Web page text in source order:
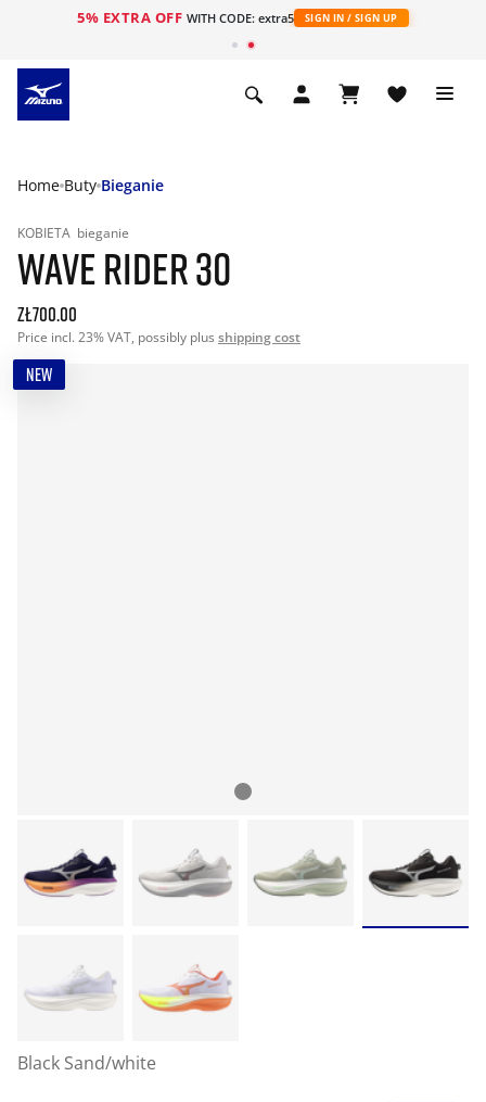
5% EXTRA OFF WITH CODE: extra5 SIGN IN / SIGN UP
Home Buty Bieganie
KOBIETA bieganie
WAVE RIDER 30
zł700.00
Price incl. 23% VAT, possibly plus shipping cost
NEW
Black Sand/white